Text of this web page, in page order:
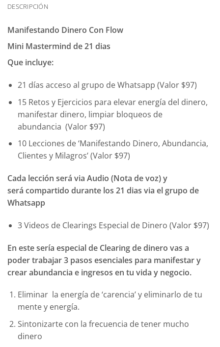
DESCRIPCIÓN
Manifestando Dinero Con Flow
Mini Mastermind de 21 dias
Que incluye:
21 días acceso al grupo de Whatsapp (Valor $97)
15 Retos y Ejercicios para elevar energía del dinero,
manifestar dinero, limpiar bloqueos de
abundancia (Valor $97)
10 Lecciones de ‘Manifestando Dinero, Abundancia,
Clientes y Milagros’ (Valor $97)
Cada lección será via Audio (Nota de voz) y
será compartido durante los 21 dias via el grupo de
Whatsapp
3 Videos de Clearings Especial de Dinero (Valor $97)
En este sería especial de Clearing de dinero vas a
poder trabajar 3 pasos esenciales para manifestar y
crear abundancia e ingresos en tu vida y negocio.
Eliminar la energía de ‘carencia’ y eliminarlo de tu
mente y energía.
Sintonizarte con la frecuencia de tener mucho
dinero